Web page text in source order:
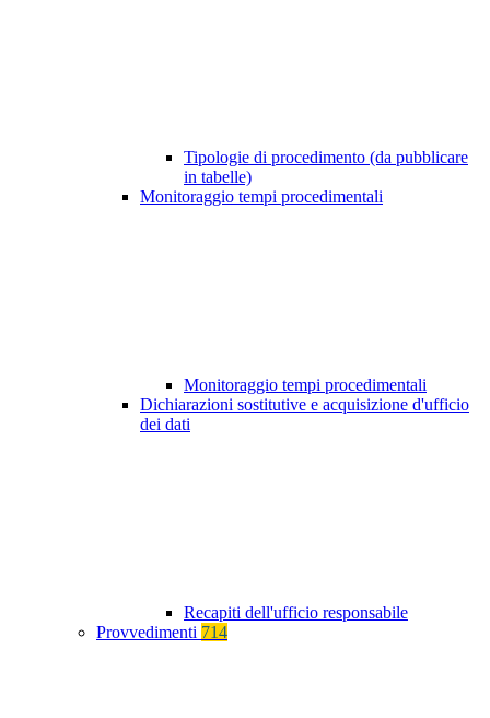
Tipologie di procedimento (da pubblicare
in tabelle)
Monitoraggio tempi procedimentali
Monitoraggio tempi procedimentali
Dichiarazioni sostitutive e acquisizione d'ufficio
dei dati
Recapiti dell'ufficio responsabile
Provvedimenti 714